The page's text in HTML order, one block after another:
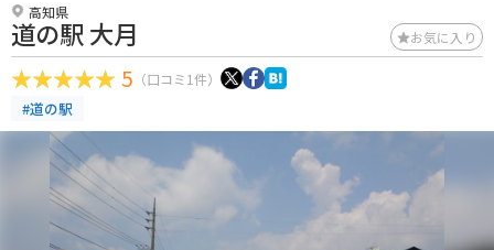
高知県
道の駅 大月 お気に入り
5 （口コミ1件）
#道の駅